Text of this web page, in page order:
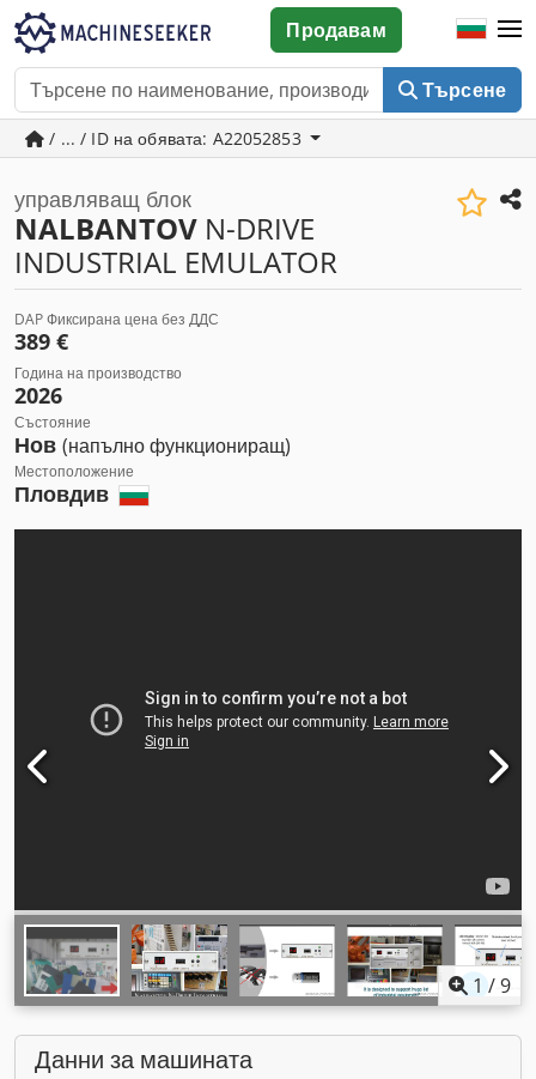
Търсене
Продавам
/ ... / ID на обявата: A22052853
управляващ блок
NALBANTOV N-DRIVE
INDUSTRIAL EMULATOR
DAP Фиксирана цена без ДДС
389 €
Година на производство
2026
Състояние
Нов (напълно функциониращ)
Местоположение
Пловдив
1 /9
Данни за машината